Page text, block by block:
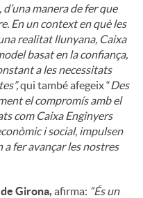
manera de fer que
En un context en què les
realitat llunyana, Caixa
basat en la confiança,
a les necessitats
qui també afegeix “Des
el compromís amb el
com Caixa Enginyers
i social, impulsen
fer avançar les nostres
Girona, afirma: “És un